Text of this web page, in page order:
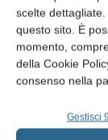
scelte
questo sito. È
momento,
della Cookie
consenso nella
Gestisci
ALTRI ARTICOLI